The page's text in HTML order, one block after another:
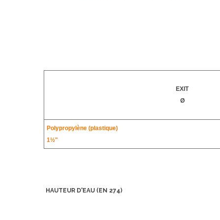
EXIT
Ø
Polypropylène (plastique)
1½"
HAUTEUR D'EAU (EN 274)